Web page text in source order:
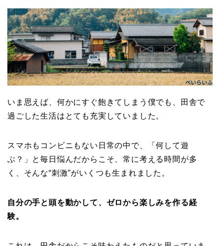
いま思えば、何かにすぐ飽きてしまう僕でも、田舎で
過ごした生活はとても充実していました。
スマホもコンビニもない日常の中で、「何して遊
ぶ？」と毎日悩んだからこそ、常に考える時間が多
く、そんな“刺激”がいくつも生まれました。
自分の手と頭を動かして、ゼロから楽しみを作る経
験。